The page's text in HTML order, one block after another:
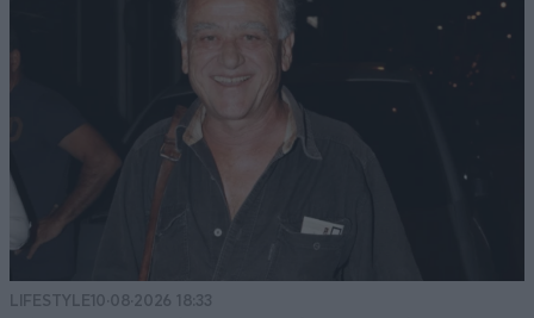
LIFESTYLE10·08·2026 18:33